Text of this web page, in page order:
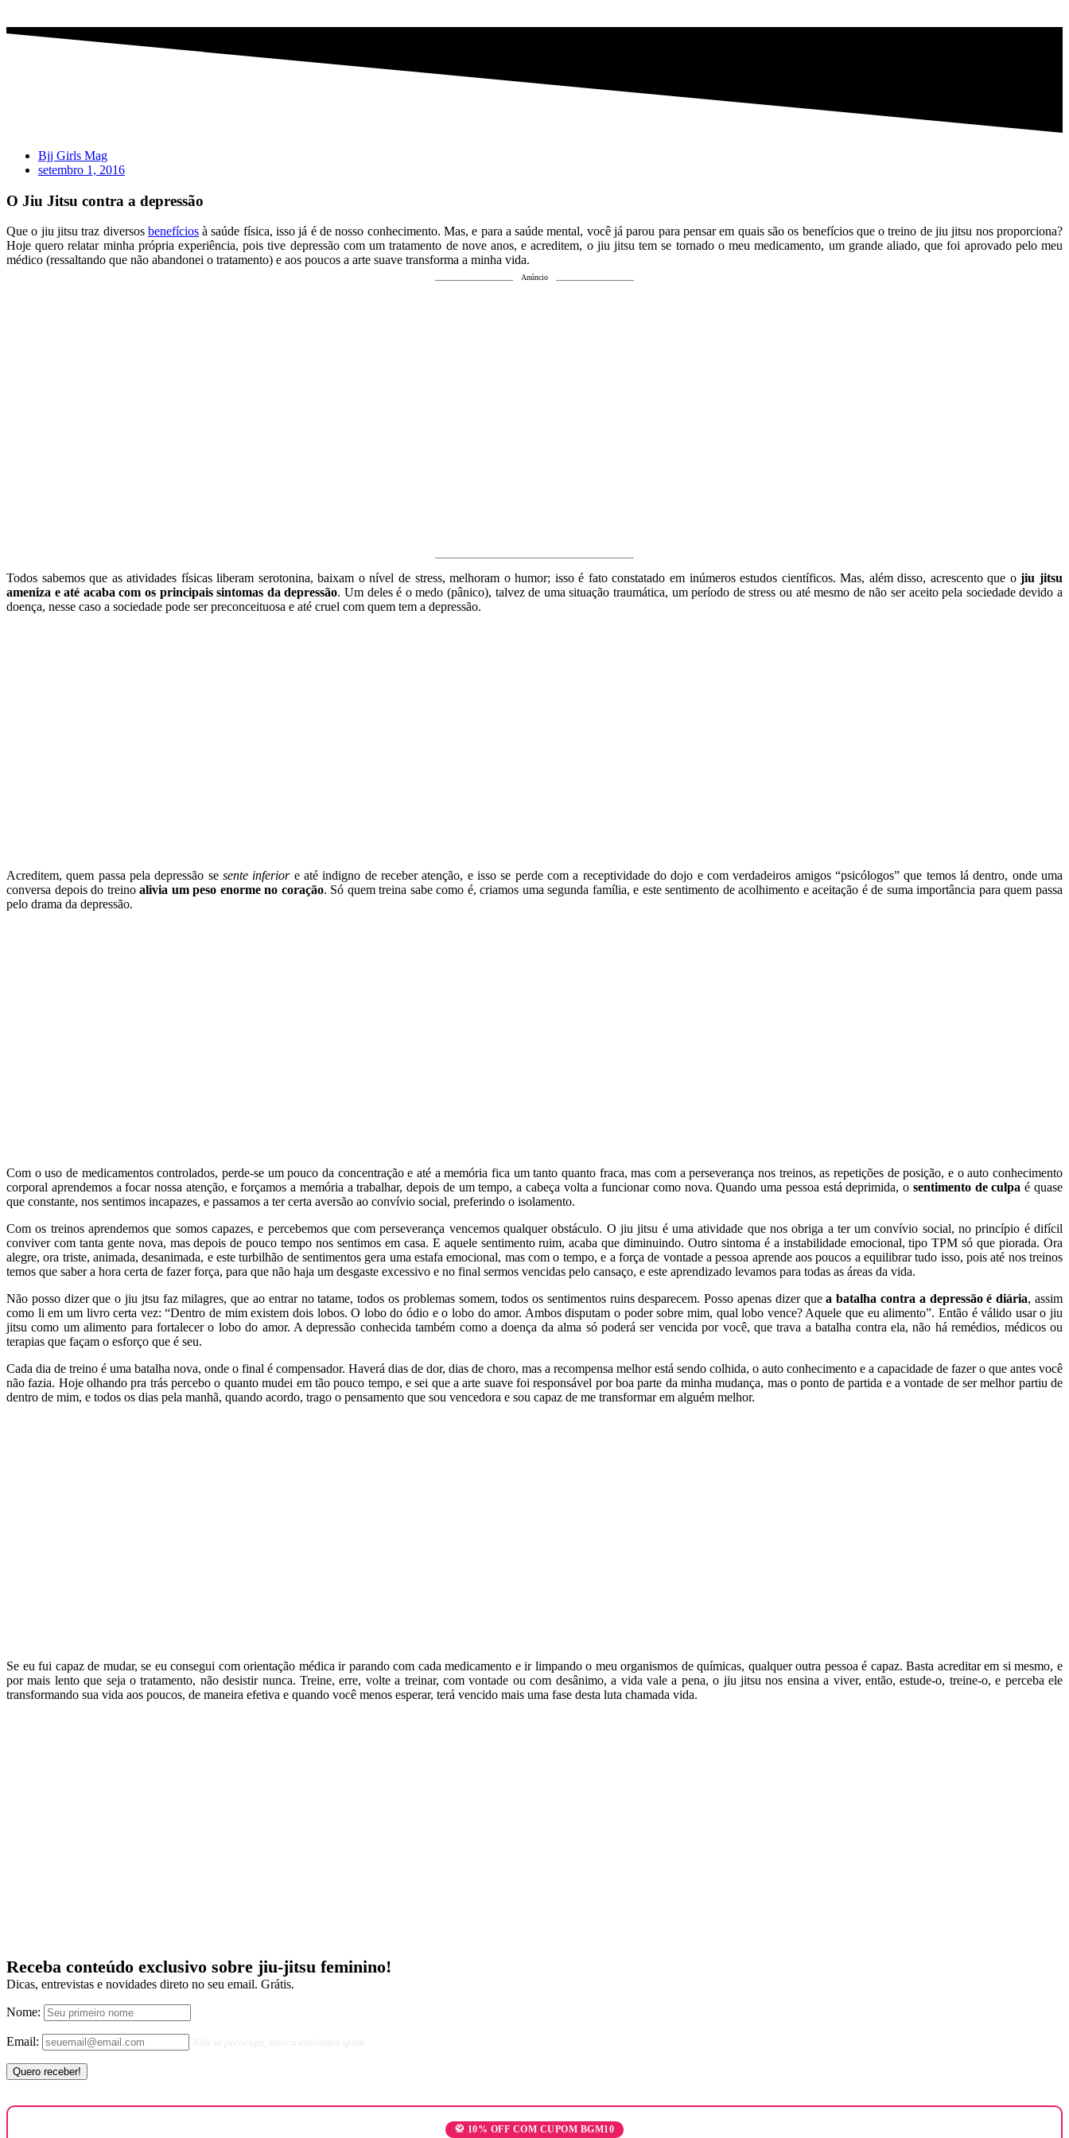
Bjj Girls Mag
setembro 1, 2016
O Jiu Jitsu contra a depressão
Que o jiu jitsu traz diversos benefíciosà saúde física, isso já é de nosso conhecimento. Mas, e para a saúde mental, você já parou para pensar em quais são os benefícios que o treino de jiu jitsu nos proporciona?
Hoje quero relatar minha própria experiência, pois tive depressão com um tratamento de nove anos, e acreditem, o jiu jitsu tem se tornado o meu medicamento, um grande aliado, que foi aprovado pelo meu
médico (ressaltando que não abandonei o tratamento) e aos poucos a arte suave transforma a minha vida.
Anúncio
Todos sabemos que as atividades físicas liberam serotonina, baixam o nível de stress, melhoram o humor; isso é fato constatado em inúmeros estudos científicos. Mas, além disso, acrescento que ojiu jitsu
ameniza e até acaba com os principais sintomas da depressão. Um deles é o medo (pânico), talvez de uma situação traumática, um período de stress ou até mesmo de não ser aceito pela sociedade devido a
doença, nesse caso a sociedade pode ser preconceituosa e até cruel com quem tem a depressão.
Acreditem, quem passa pela depressão se sente inferiore até indigno de receber atenção, e isso se perde com a receptividade do dojo e com verdadeiros amigos “psicólogos” que temos lá dentro, onde uma
conversa depois do treinoalivia um peso enorme no coração. Só quem treina sabe como é, criamos uma segunda família, e este sentimento de acolhimento e aceitação é de suma importância para quem passa
pelo drama da depressão.
Com o uso de medicamentos controlados, perde-se um pouco da concentração e até a memória fica um tanto quanto fraca, mas com a perseverança nos treinos, as repetições de posição, e o auto conhecimento
corporal aprendemos a focar nossa atenção, e forçamos a memória a trabalhar, depois de um tempo, a cabeça volta a funcionar como nova. Quando uma pessoa está deprimida, o sentimento de culpa é quase
que constante, nos sentimos incapazes, e passamos a ter certa aversão ao convívio social, preferindo o isolamento.
Com os treinos aprendemos que somos capazes, e percebemos que com perseverança vencemos qualquer obstáculo. O jiu jitsu é uma atividade que nos obriga a ter um convívio social, no princípio é difícil
conviver com tanta gente nova, mas depois de pouco tempo nos sentimos em casa. E aquele sentimento ruim, acaba que diminuindo. Outro sintoma é a instabilidade emocional, tipo TPM só que piorada. Ora
alegre, ora triste, animada, desanimada, e este turbilhão de sentimentos gera uma estafa emocional, mas com o tempo, e a força de vontade a pessoa aprende aos poucos a equilibrar tudo isso, pois até nos treinos
temos que saber a hora certa de fazer força, para que não haja um desgaste excessivo e no final sermos vencidas pelo cansaço, e este aprendizado levamos para todas as áreas da vida.
Não posso dizer que o jiu jtsu faz milagres, que ao entrar no tatame, todos os problemas somem, todos os sentimentos ruins desparecem. Posso apenas dizer quea batalha contra a depressão é diária, assim
como li em um livro certa vez: “Dentro de mim existem dois lobos. O lobo do ódio e o lobo do amor. Ambos disputam o poder sobre mim, qual lobo vence? Aquele que eu alimento”. Então é válido usar o jiu
jitsu como um alimento para fortalecer o lobo do amor. A depressão conhecida também como a doença da alma só poderá ser vencida por você, que trava a batalha contra ela, não há remédios, médicos ou
terapias que façam o esforço que é seu.
Cada dia de treino é uma batalha nova, onde o final é compensador. Haverá dias de dor, dias de choro, mas a recompensa melhor está sendo colhida, o auto conhecimento e a capacidade de fazer o que antes você
não fazia. Hoje olhando pra trás percebo o quanto mudei em tão pouco tempo, e sei que a arte suave foi responsável por boa parte da minha mudança, mas o ponto de partida e a vontade de ser melhor partiu de
dentro de mim, e todos os dias pela manhã, quando acordo, trago o pensamento que sou vencedora e sou capaz de me transformar em alguém melhor.
Se eu fui capaz de mudar, se eu consegui com orientação médica ir parando com cada medicamento e ir limpando o meu organismos de químicas, qualquer outra pessoa é capaz. Basta acreditar em si mesmo, e
por mais lento que seja o tratamento, não desistir nunca. Treine, erre, volte a treinar, com vontade ou com desânimo, a vida vale a pena, o jiu jitsu nos ensina a viver, então, estude-o, treine-o, e perceba ele
transformando sua vida aos poucos, de maneira efetiva e quando você menos esperar, terá vencido mais uma fase desta luta chamada vida.⁠⁠⁠⁠
Receba conteúdo exclusivo sobre jiu-jitsu feminino!
Dicas, entrevistas e novidades direto no seu email. Grátis.
Nome:
Email: Não se preocupe, nunca enviamos spam
🥋 10% OFF COM CUPOM BGM10